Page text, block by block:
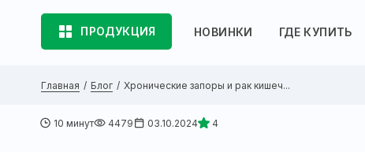
ПРОДУКЦИЯ НОВИНКИ ГДЕ КУПИТЬ
Главная Блог Хронические запоры и рак кишеч...
10 минут 4479 03.10.2024 4